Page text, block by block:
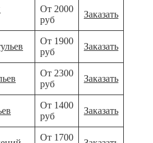
От 2000
руб
Заказать
От 1900
руб
Заказать
От 2300
руб
Заказать
От 1400
руб
Заказать
От 1700